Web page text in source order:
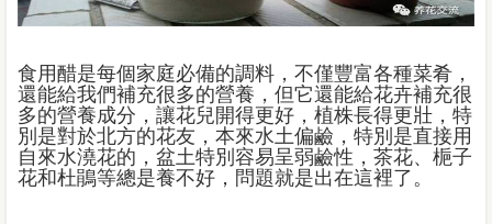
食用醋是每個家庭必備的調料，不僅豐富各種菜肴，
還能給我們補充很多的營養，但它還能給花卉補充很
多的營養成分，讓花兒開得更好，植株長得更壯，特
別是對於北方的花友，本來水土偏鹼，特別是直接用
自來水澆花的，盆土特別容易呈弱鹼性，茶花、梔子
花和杜鵑等總是養不好，問題就是出在這裡了。